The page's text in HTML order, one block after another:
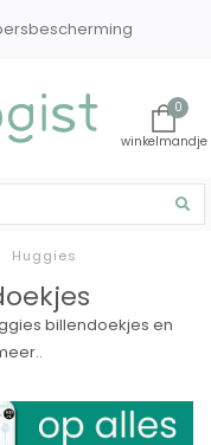
0
Huggies
billendoekjes en